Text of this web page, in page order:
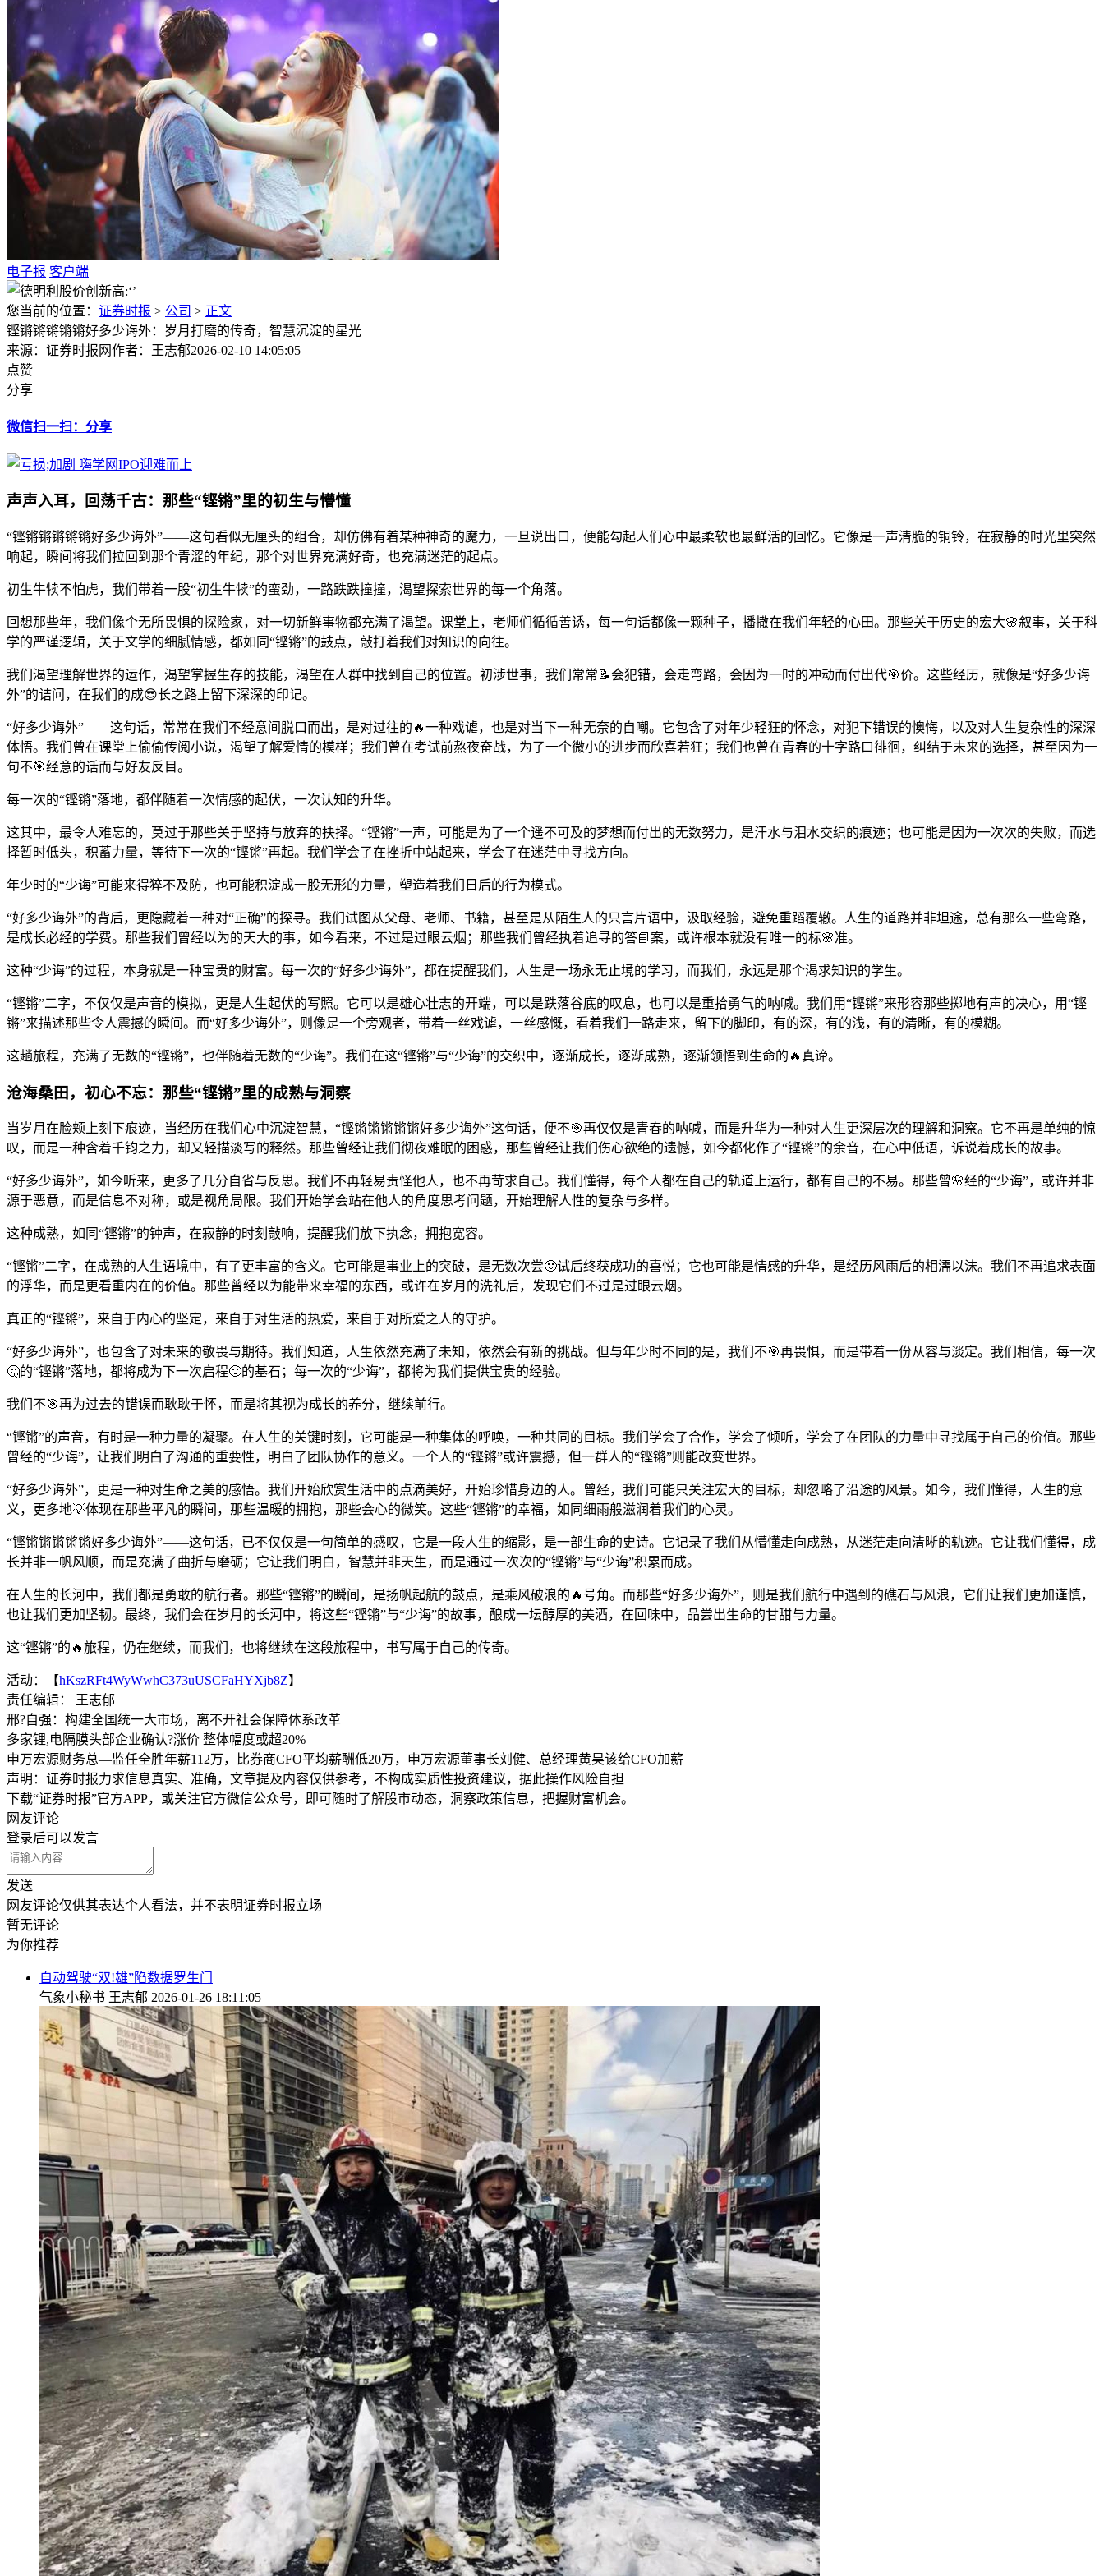
电子报 客户端
您当前的位置： 证券时报 > 公司 > 正文
铿锵锵锵锵锵好多少诲外：岁月打磨的传奇，智慧沉淀的星光
来源：证券时报网作者：王志郁2026-02-10 14:05:05
点赞
分享
微信扫一扫：分享
声声入耳，回荡千古：那些“铿锵”里的初生与懵懂
“铿锵锵锵锵锵好多少诲外”——这句看似无厘头的组合，却仿佛有着某种神奇的魔力，一旦说出口，便能勾起人们心中最柔软也最鲜活的回忆。它像是一声清脆的铜铃，在寂静的时光里突然
响起，瞬间将我们拉回到那个青涩的年纪，那个对世界充满好奇，也充满迷茫的起点。
初生牛犊不怕虎，我们带着一股“初生牛犊”的蛮劲，一路跌跌撞撞，渴望探索世界的每一个角落。
回想那些年，我们像个无所畏惧的探险家，对一切新鲜事物都充满了渴望。课堂上，老师们循循善诱，每一句话都像一颗种子，播撒在我们年轻的心田。那些关于历史的宏大🌸叙事，关于科
学的严谨逻辑，关于文学的细腻情感，都如同“铿锵”的鼓点，敲打着我们对知识的向往。
我们渴望理解世界的运作，渴望掌握生存的技能，渴望在人群中找到自己的位置。初涉世事，我们常常📝会犯错，会走弯路，会因为一时的冲动而付出代🎯价。这些经历，就像是“好多少诲
外”的诘问，在我们的成😎长之路上留下深深的印记。
“好多少诲外”——这句话，常常在我们不经意间脱口而出，是对过往的🔥一种戏谑，也是对当下一种无奈的自嘲。它包含了对年少轻狂的怀念，对犯下错误的懊悔，以及对人生复杂性的深深
体悟。我们曾在课堂上偷偷传阅小说，渴望了解爱情的模样；我们曾在考试前熬夜奋战，为了一个微小的进步而欣喜若狂；我们也曾在青春的十字路口徘徊，纠结于未来的选择，甚至因为一
句不🎯经意的话而与好友反目。
每一次的“铿锵”落地，都伴随着一次情感的起伏，一次认知的升华。
这其中，最令人难忘的，莫过于那些关于坚持与放弃的抉择。“铿锵”一声，可能是为了一个遥不可及的梦想而付出的无数努力，是汗水与泪水交织的痕迹；也可能是因为一次次的失败，而选
择暂时低头，积蓄力量，等待下一次的“铿锵”再起。我们学会了在挫折中站起来，学会了在迷茫中寻找方向。
年少时的“少诲”可能来得猝不及防，也可能积淀成一股无形的力量，塑造着我们日后的行为模式。
“好多少诲外”的背后，更隐藏着一种对“正确”的探寻。我们试图从父母、老师、书籍，甚至是从陌生人的只言片语中，汲取经验，避免重蹈覆辙。人生的道路并非坦途，总有那么一些弯路，
是成长必经的学费。那些我们曾经以为的天大的事，如今看来，不过是过眼云烟；那些我们曾经执着追寻的答📘案，或许根本就没有唯一的标🌸准。
这种“少诲”的过程，本身就是一种宝贵的财富。每一次的“好多少诲外”，都在提醒我们，人生是一场永无止境的学习，而我们，永远是那个渴求知识的学生。
“铿锵”二字，不仅仅是声音的模拟，更是人生起伏的写照。它可以是雄心壮志的开端，可以是跌落谷底的叹息，也可以是重拾勇气的呐喊。我们用“铿锵”来形容那些掷地有声的决心，用“铿
锵”来描述那些令人震撼的瞬间。而“好多少诲外”，则像是一个旁观者，带着一丝戏谑，一丝感慨，看着我们一路走来，留下的脚印，有的深，有的浅，有的清晰，有的模糊。
这趟旅程，充满了无数的“铿锵”，也伴随着无数的“少诲”。我们在这“铿锵”与“少诲”的交织中，逐渐成长，逐渐成熟，逐渐领悟到生命的🔥真谛。
沧海桑田，初心不忘：那些“铿锵”里的成熟与洞察
当岁月在脸颊上刻下痕迹，当经历在我们心中沉淀智慧，“铿锵锵锵锵锵好多少诲外”这句话，便不🎯再仅仅是青春的呐喊，而是升华为一种对人生更深层次的理解和洞察。它不再是单纯的惊
叹，而是一种含着千钧之力，却又轻描淡写的释然。那些曾经让我们彻夜难眠的困惑，那些曾经让我们伤心欲绝的遗憾，如今都化作了“铿锵”的余音，在心中低语，诉说着成长的故事。
“好多少诲外”，如今听来，更多了几分自省与反思。我们不再轻易责怪他人，也不再苛求自己。我们懂得，每个人都在自己的轨道上运行，都有自己的不易。那些曾🌸经的“少诲”，或许并非
源于恶意，而是信息不对称，或是视角局限。我们开始学会站在他人的角度思考问题，开始理解人性的复杂与多样。
这种成熟，如同“铿锵”的钟声，在寂静的时刻敲响，提醒我们放下执念，拥抱宽容。
“铿锵”二字，在成熟的人生语境中，有了更丰富的含义。它可能是事业上的突破，是无数次尝🙂试后终获成功的喜悦；它也可能是情感的升华，是经历风雨后的相濡以沫。我们不再追求表面
的浮华，而是更看重内在的价值。那些曾经以为能带来幸福的东西，或许在岁月的洗礼后，发现它们不过是过眼云烟。
真正的“铿锵”，来自于内心的坚定，来自于对生活的热爱，来自于对所爱之人的守护。
“好多少诲外”，也包含了对未来的敬畏与期待。我们知道，人生依然充满了未知，依然会有新的挑战。但与年少时不同的是，我们不🎯再畏惧，而是带着一份从容与淡定。我们相信，每一次
🤔的“铿锵”落地，都将成为下一次启程🙂的基石；每一次的“少诲”，都将为我们提供宝贵的经验。
我们不🎯再为过去的错误而耿耿于怀，而是将其视为成长的养分，继续前行。
“铿锵”的声音，有时是一种力量的凝聚。在人生的关键时刻，它可能是一种集体的呼唤，一种共同的目标。我们学会了合作，学会了倾听，学会了在团队的力量中寻找属于自己的价值。那些
曾经的“少诲”，让我们明白了沟通的重要性，明白了团队协作的意义。一个人的“铿锵”或许震撼，但一群人的“铿锵”则能改变世界。
“好多少诲外”，更是一种对生命之美的感悟。我们开始欣赏生活中的点滴美好，开始珍惜身边的人。曾经，我们可能只关注宏大的目标，却忽略了沿途的风景。如今，我们懂得，人生的意
义，更多地💡体现在那些平凡的瞬间，那些温暖的拥抱，那些会心的微笑。这些“铿锵”的幸福，如同细雨般滋润着我们的心灵。
“铿锵锵锵锵锵好多少诲外”——这句话，已不仅仅是一句简单的感叹，它是一段人生的缩影，是一部生命的史诗。它记录了我们从懵懂走向成熟，从迷茫走向清晰的轨迹。它让我们懂得，成
长并非一帆风顺，而是充满了曲折与磨砺；它让我们明白，智慧并非天生，而是通过一次次的“铿锵”与“少诲”积累而成。
在人生的长河中，我们都是勇敢的航行者。那些“铿锵”的瞬间，是扬帆起航的鼓点，是乘风破浪的🔥号角。而那些“好多少诲外”，则是我们航行中遇到的礁石与风浪，它们让我们更加谨慎，
也让我们更加坚韧。最终，我们会在岁月的长河中，将这些“铿锵”与“少诲”的故事，酿成一坛醇厚的美酒，在回味中，品尝出生命的甘甜与力量。
这“铿锵”的🔥旅程，仍在继续，而我们，也将继续在这段旅程中，书写属于自己的传奇。
活动：【hKszRFt4WyWwhC373uUSCFaHYXjb8Z】
责任编辑： 王志郁
邢?自强：构建全国统一大市场，离不开社会保障体系改革
多家锂,电隔膜头部企业确认?涨价 整体幅度或超20%
申万宏源财务总—监任全胜年薪112万，比券商CFO平均薪酬低20万，申万宏源董事长刘健、总经理黄昊该给CFO加薪
声明：证券时报力求信息真实、准确，文章提及内容仅供参考，不构成实质性投资建议，据此操作风险自担
下载“证券时报”官方APP，或关注官方微信公众号，即可随时了解股市动态，洞察政策信息，把握财富机会。
网友评论
登录后可以发言
发送
网友评论仅供其表达个人看法，并不表明证券时报立场
暂无评论
为你推荐
自动驾驶“双!雄”陷数据罗生门
气象小秘书 王志郁 2026-01-26 18:11:05